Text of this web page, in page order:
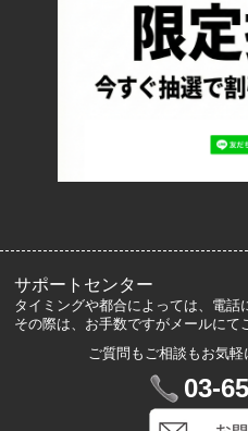
特定商取引法に基づく表記
プライバシーポリシー
ロッカーズについて
サポートセンター
タイミングや都合によっては、電話
その際は、お手数ですがメールにて
ご質問もご相談もお気軽
03-